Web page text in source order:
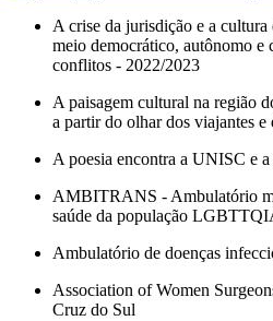
A crise da jurisdição e a cultura
meio democrático, autônomo e
conflitos - 2022/2023
A paisagem cultural na região
a partir do olhar dos viajantes e
A poesia encontra a UNISC e a
AMBITRANS - Ambulatório
saúde da população
Ambulatório de doenças
Association of Women
Cruz do Sul